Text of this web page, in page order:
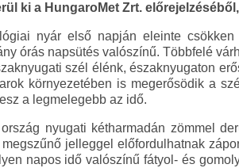
ki a HungaroMet Zrt.
nyár első napján eleinte
órás napsütés valószínű. Többfelé
szél élénk, északnyugaton
környezetében is megerősödik a
a legmelegebb az idő.
nyugati kétharmadán zömmel
jelleggel előfordulhatnak
napos idő valószínű fátyol- és